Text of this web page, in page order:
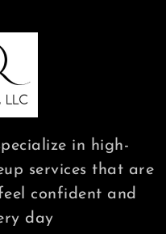
in high-
services that are
confident and
day